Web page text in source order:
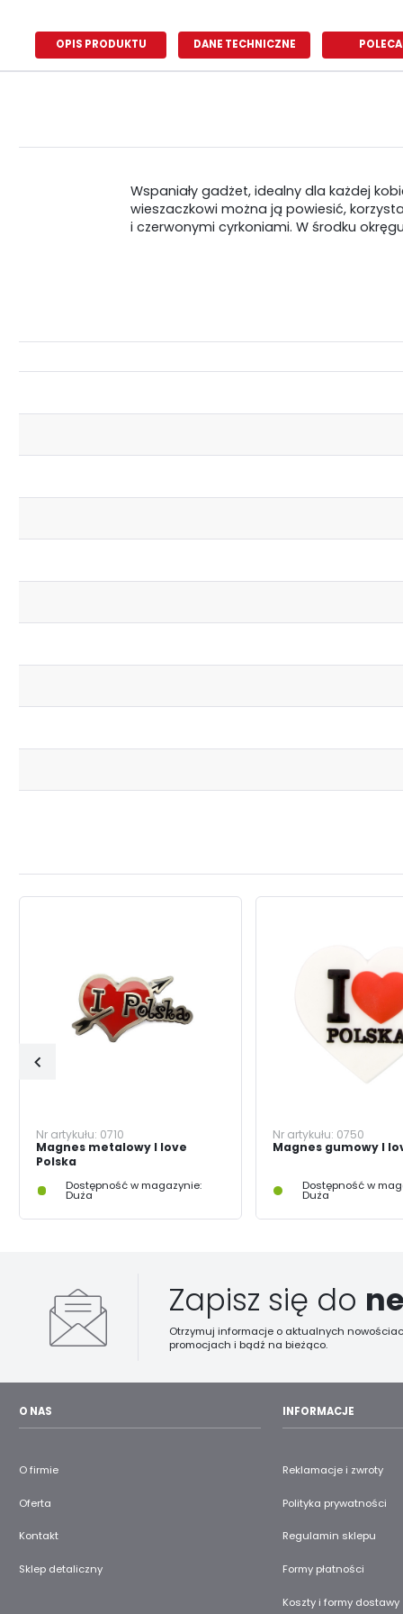
OPIS PRODUKTU DANE TECHNICZNE
Wspaniały gadżet, idealny dla każdej
wieszaczkowi można ją powiesić,
i czerwonymi cyrkoniami. W środku
Nr artykułu: 0710
Magnes metalowy I love
Polska
Dostępność w magazynie:
Duża
Nr artykułu: 0750
Magnes gumowy I
Dostępność w
Duża
Zapisz się do
Otrzymuj informacje o aktualnych
promocjach i bądź na bieżąco.
O NAS
O firmie
Oferta
Kontakt
Sklep detaliczny
INFORMACJE
Reklamacje i zwroty
Polityka prywatności
Regulamin sklepu
Formy płatności
Koszty i formy dostawy